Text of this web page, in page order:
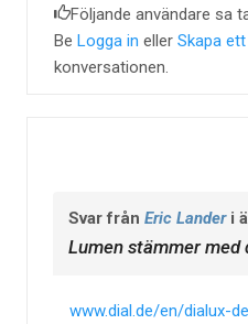
Följande användare sa
Be Logga in eller Skapa
konversationen.
Svar från Eric Landeri
Lumen stämmer med
www.dial.de/en/dialux-